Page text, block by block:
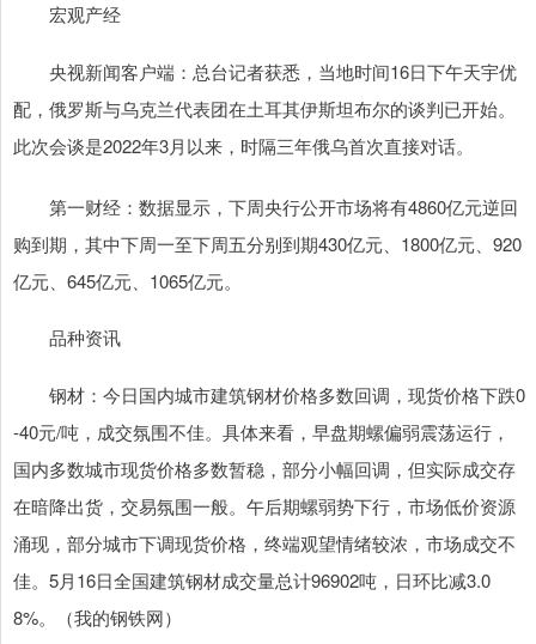
宏观产经
央视新闻客户端：总台记者获悉，当地时间16日下午天宇优
配，俄罗斯与乌克兰代表团在土耳其伊斯坦布尔的谈判已开始。
此次会谈是2022年3月以来，时隔三年俄乌首次直接对话。
第一财经：数据显示，下周央行公开市场将有4860亿元逆回
购到期，其中下周一至下周五分别到期430亿元、1800亿元、920
亿元、645亿元、1065亿元。
品种资讯
钢材：今日国内城市建筑钢材价格多数回调，现货价格下跌0
-40元/吨，成交氛围不佳。具体来看，早盘期螺偏弱震荡运行，
国内多数城市现货价格多数暂稳，部分小幅回调，但实际成交存
在暗降出货，交易氛围一般。午后期螺弱势下行，市场低价资源
涌现，部分城市下调现货价格，终端观望情绪较浓，市场成交不
佳。5月16日全国建筑钢材成交量总计96902吨，日环比减3.0
8%。（我的钢铁网）